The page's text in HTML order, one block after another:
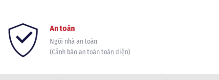
An toàn
Ngôi nhà an toàn
(Cảnh báo an toàn toàn diện)